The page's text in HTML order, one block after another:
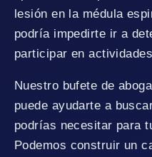
lesión en la médula
podría impedirte ir a
participar en
Nuestro bufete de
puede ayudarte a
podrías necesitar para
Podemos construir un